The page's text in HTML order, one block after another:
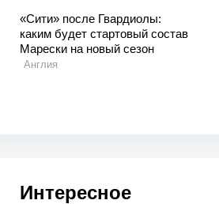
«Сити» после Гвардиолы:
каким будет стартовый состав
Марески на новый сезон
Англия
Интересное